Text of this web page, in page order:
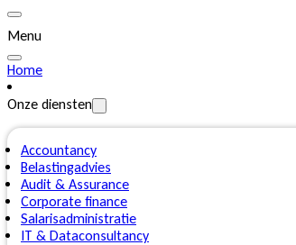
Menu
Home
Onze diensten
Accountancy
Belastingadvies
Audit & Assurance
Corporate finance
Salarisadministratie
IT & Dataconsultancy